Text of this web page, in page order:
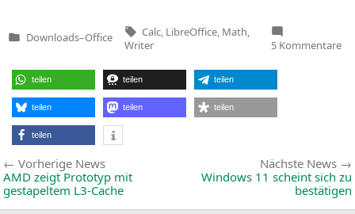
Veröffentlicht
Downloads–Office
Tags:
Calc, LibreOffice, Math,
Writer
5 Kommentarezu
teilen teilen teilen
teilen teilen teilen
teilen
Beitragsnavigation
Vorherige NewsVorherige
News:
AMD zeigt Prototyp mit
gestapeltem L3-Cache
Nächste News
Windows 11 scheint sich zu
bestätigen